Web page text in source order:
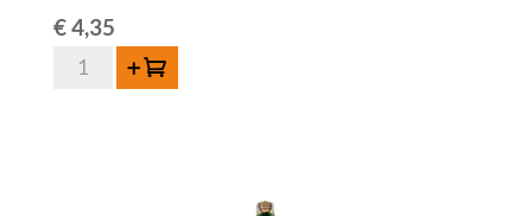
€4,35
quantité
Ajouter au panier